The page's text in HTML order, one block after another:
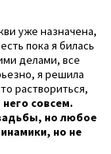
уже назначена,
пока я билась
делами, все
я решила
раствориться,
него совсем.
но любое
но не